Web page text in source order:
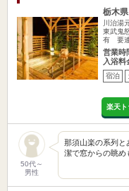
栃木
川治湯
東武鬼
有 要
営業時
入浴料
宿泊
楽天ト
50代～
男性
那須山楽の系列と
潔で窓からの眺め